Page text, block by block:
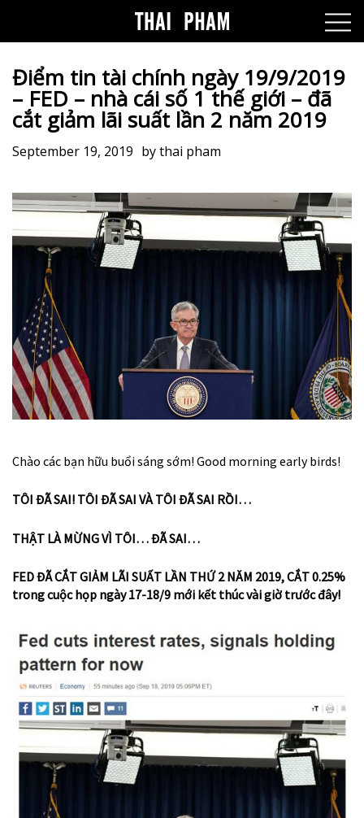
Điểm tin tài chính ngày 19/9/2019
– FED – nhà cái số 1 thế giới – đã
cắt giảm lãi suất lần 2 năm 2019
September 19, 2019 bythai pham
Chào các bạn hữu buổi sáng sớm! Good morning early birds!
TÔI ĐÃ SAI! TÔI ĐÃ SAI VÀ TÔI ĐÃ SAI RỒI…
THẬT LÀ MỪNG VÌ TÔI… ĐÃ SAI…
FED ĐÃ CẮT GIẢM LÃI SUẤT LẦN THỨ 2 NĂM 2019, CẮT 0.25%
trong cuộc họp ngày 17-18/9 mới kết thúc vài giờ trước đây!